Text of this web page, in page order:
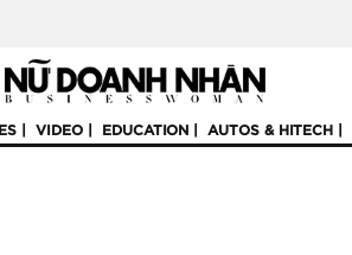
VIDEO EDUCATION AUTOS & HITECH